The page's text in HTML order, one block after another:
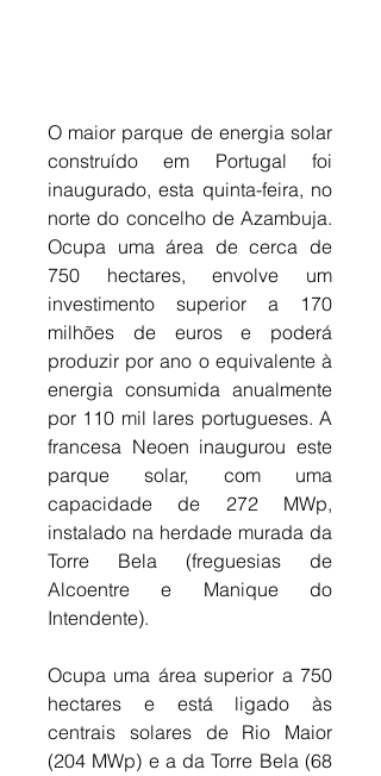
O maior parque de energia solar
construído em Portugal foi
inaugurado, esta quinta-feira, no
norte do concelho de Azambuja.
Ocupa uma área de cerca de
750 hectares, envolve um
investimento superior a 170
milhões de euros e poderá
produzir por ano o equivalente à
energia consumida anualmente
por 110 mil lares portugueses. A
francesa Neoen inaugurou este
parque solar, com uma
capacidade de 272 MWp,
instalado na herdade murada da
Torre Bela (freguesias de
Alcoentre e Manique do
Intendente).
Ocupa uma área superior a 750
hectares e está ligado às
centrais solares de Rio Maior
(204 MWp) e a da Torre Bela (68